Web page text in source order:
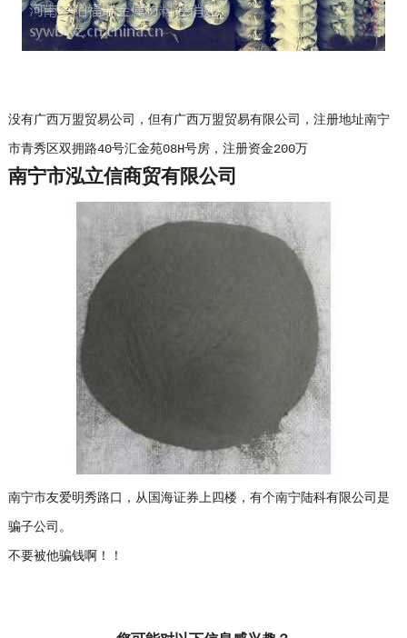
没有广西万盟贸易公司，但有广西万盟贸易有限公司，注册地址南宁
市青秀区双拥路40号汇金苑08H号房，注册资金200万
南宁市泓立信商贸有限公司
南宁市友爱明秀路口，从国海证券上四楼，有个南宁陆科有限公司是
骗子公司。
不要被他骗钱啊！！